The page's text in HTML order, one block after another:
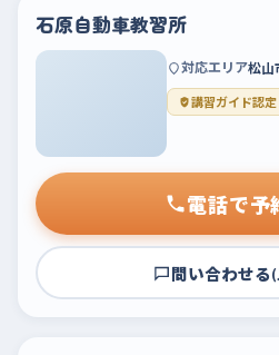
石原自動車教習所
対応エリア松山
講習ガイド認定
電話で予
問い合わせる